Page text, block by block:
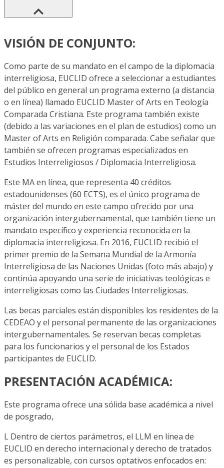
VISIÓN DE CONJUNTO:
Como parte de su mandato en el campo de la diplomacia
interreligiosa, EUCLID ofrece a seleccionar a estudiantes
del público en general un programa externo (a distancia
o en línea) llamado EUCLID Master of Arts en Teología
Comparada Cristiana. Este programa también existe
(debido a las variaciones en el plan de estudios) como un
Master of Arts en Religión comparada. Cabe señalar que
también se ofrecen programas especializados en
Estudios Interreligiosos / Diplomacia Interreligiosa.
Este MA en línea, que representa 40 créditos
estadounidenses (60 ECTS), es el único programa de
máster del mundo en este campo ofrecido por una
organización intergubernamental, que también tiene un
mandato específico y experiencia reconocida en la
diplomacia interreligiosa. En 2016, EUCLID recibió el
primer premio de la Semana Mundial de la Armonía
Interreligiosa de las Naciones Unidas (foto más abajo) y
continúa apoyando una serie de iniciativas teológicas e
interreligiosas como las Ciudades Interreligiosas.
Las becas parciales están disponibles los residentes de la
CEDEAO y el personal permanente de las organizaciones
intergubernamentales. Se reservan becas completas
para los funcionarios y el personal de los Estados
participantes de EUCLID.
PRESENTACIÓN ACADÉMICA:
Este programa ofrece una sólida base académica a nivel
de posgrado,
L Dentro de ciertos parámetros, el LLM en línea de
EUCLID en derecho internacional y derecho de tratados
es personalizable, con cursos optativos enfocados en: